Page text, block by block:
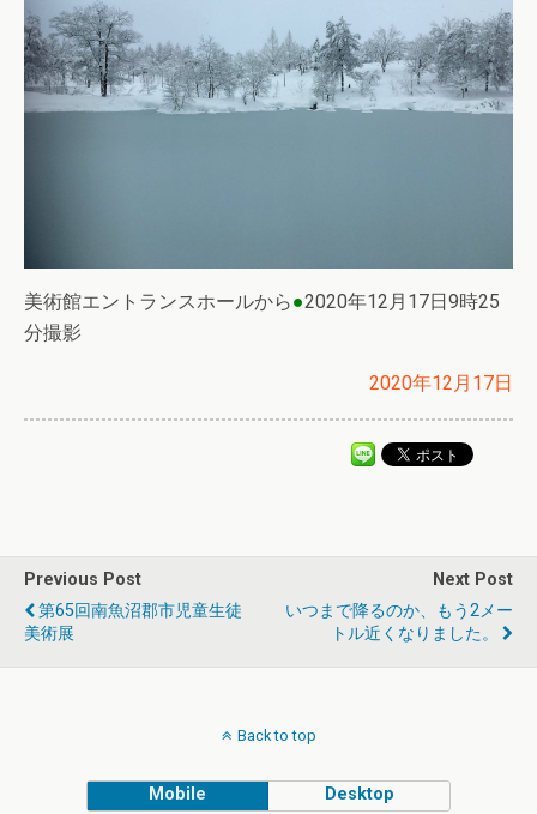
美術館エントランスホールから●2020年12月17日9時25
分撮影
2020年12月17日
Previous Post
第65回南魚沼郡市児童生徒
美術展
Next Post
いつまで降るのか、もう2メー
トル近くなりました。
Back to top
Mobile Desktop